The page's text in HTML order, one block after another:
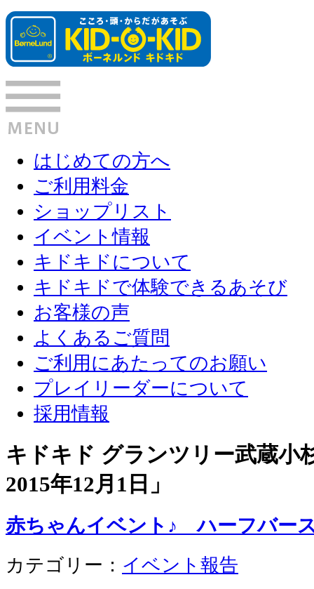
はじめての方へ
ご利用料金
ショップリスト
イベント情報
キドキドについて
キドキドで体験できるあそび
お客様の声
よくあるご質問
ご利用にあたってのお願い
プレイリーダーについて
採用情報
キドキド グランツリー武蔵
2015年12月1日 」
赤ちゃんイベント♪ ハーフバー
カテゴリー： イベント報告